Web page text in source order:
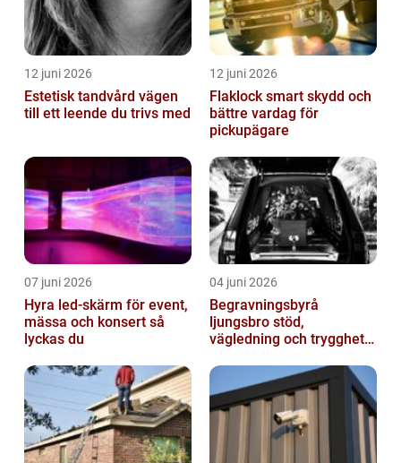
12 juni 2026
Estetisk tandvård vägen
till ett leende du trivs med
12 juni 2026
Flaklock smart skydd och
bättre vardag för
pickupägare
07 juni 2026
Hyra led-skärm för event,
mässa och konsert så
lyckas du
04 juni 2026
Begravningsbyrå
ljungsbro stöd,
vägledning och trygghet